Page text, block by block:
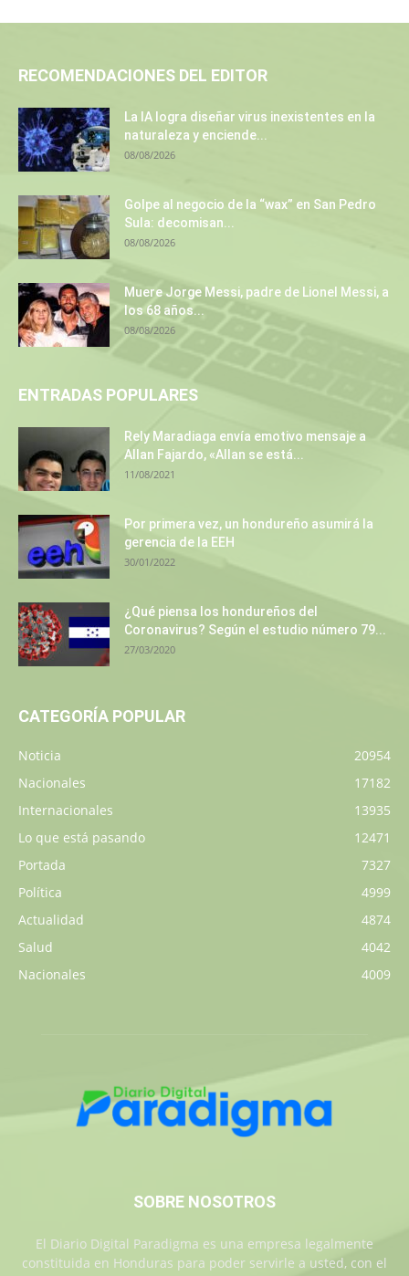
RECOMENDACIONES DEL EDITOR
La IA logra diseñar virus inexistentes en la
naturaleza y enciende...
08/08/2026
Golpe al negocio de la “wax” en San Pedro
Sula: decomisan...
08/08/2026
Muere Jorge Messi, padre de Lionel Messi, a
los 68 años...
08/08/2026
ENTRADAS POPULARES
Rely Maradiaga envía emotivo mensaje a
Allan Fajardo, «Allan se está...
11/08/2021
Por primera vez, un hondureño asumirá la
gerencia de la EEH
30/01/2022
¿Qué piensa los hondureños del
Coronavirus? Según el estudio número 79...
27/03/2020
CATEGORÍA POPULAR
Noticia
20954
Nacionales
17182
Internacionales
13935
Lo que está pasando
12471
Portada
7327
Política
4999
Actualidad
4874
Salud
4042
Nacionales
4009
SOBRE NOSOTROS
El Diario Digital Paradigma es una empresa legalmente
constituida en Honduras para poder servirle a usted, con el